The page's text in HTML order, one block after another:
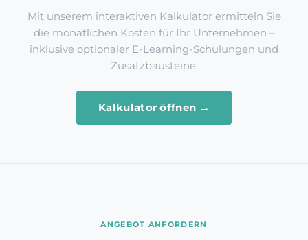
Mit unserem interaktiven Kalkulator ermitteln Sie
die monatlichen Kosten für Ihr Unternehmen –
inklusive optionaler E-Learning-Schulungen und
Zusatzbausteine.
Kalkulator öffnen →
ANGEBOT ANFORDERN